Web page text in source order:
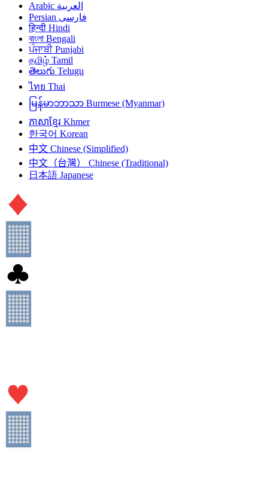
العربية Arabic
فارسی Persian
हिन्दी Hindi
বাংলা Bengali
ਪੰਜਾਬੀ Punjabi
தமிழ் Tamil
తెలుగు Telugu
ไทย Thai
မြန်မာဘာသာ Burmese (Myanmar)
ភាសាខ្មែរ Khmer
한국어 Korean
中文 Chinese (Simplified)
中文（台灣）
Chinese (Traditional)
日本語 Japanese